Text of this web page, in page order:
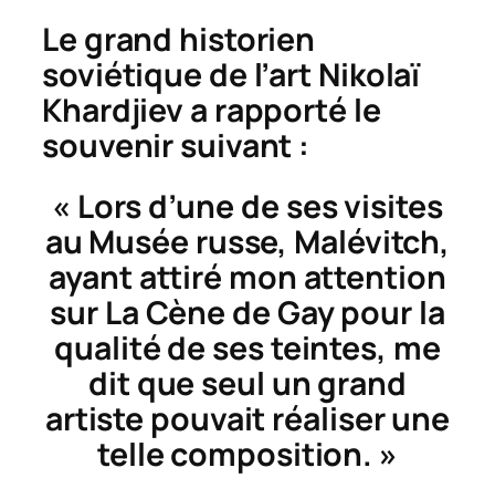
Le grand historien
soviétique de l’art Nikolaï
Khardjiev a rapporté le
souvenir suivant :
« Lors d’une de ses visites
au Musée russe, Malévitch,
ayant attiré mon attention
sur La Cène de Gay pour la
qualité de ses teintes, me
dit que seul un grand
artiste pouvait réaliser une
telle composition. »